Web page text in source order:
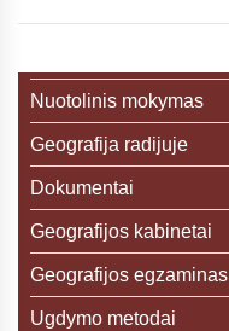
Nuotolinis mokymas
Geografija radijuje
Dokumentai
Geografijos kabinetai
Geografijos egzaminas
Ugdymo metodai